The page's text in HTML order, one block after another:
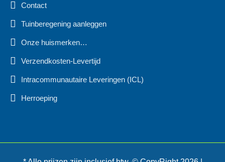
Contact
Tuinberegening aanleggen
Onze huismerken…
Verzendkosten-Levertijd
Intracommunautaire Leveringen (ICL)
Herroeping